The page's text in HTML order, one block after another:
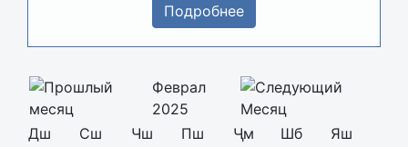
Подробнее
Феврал
2025
Дш
Сш Чш Пш Ҷм Шб
Яш